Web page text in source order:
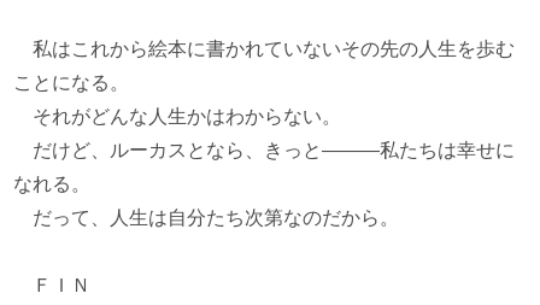
私はこれから絵本に書かれていないその先の人生を歩む
ことになる。
それがどんな人生かはわからない。
だけど、ルーカスとなら、きっと―――私たちは幸せに
なれる。
だって、人生は自分たち次第なのだから。
ＦＩＮ